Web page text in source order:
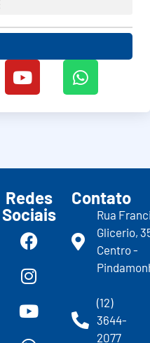
Redes
Sociais
Contato
Rua
Glicerio,
Centro -
(12)
3644-
2077